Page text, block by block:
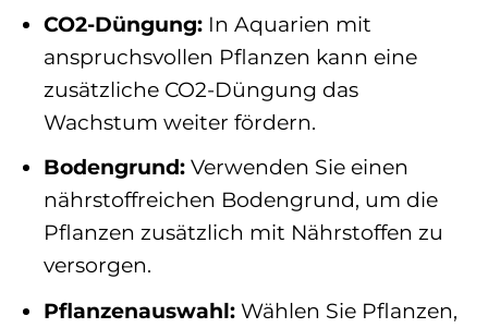
CO2-Düngung:In Aquarien mit
anspruchsvollen Pflanzen kann eine
zusätzliche CO2-Düngung das
Wachstum weiter fördern.
Bodengrund:Verwenden Sie einen
nährstoffreichen Bodengrund, um die
Pflanzen zusätzlich mit Nährstoffen zu
versorgen.
Pflanzenauswahl:Wählen Sie Pflanzen,